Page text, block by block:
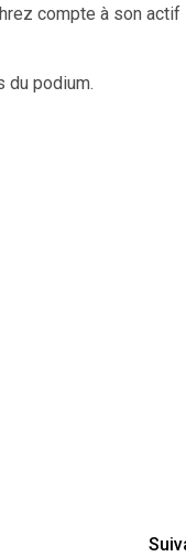
compte à son actif
du podium.